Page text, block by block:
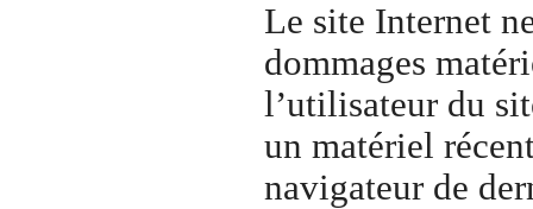
Le site Internet
dommages
l’utilisateur du
un matériel
navigateur de